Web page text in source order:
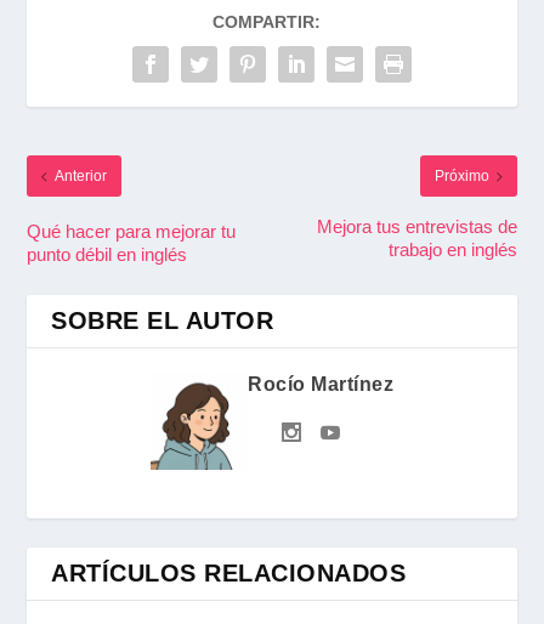
COMPARTIR:
Qué hacer para mejorar tu
punto débil en inglés
Anterior Próximo
Mejora tus entrevistas de
trabajo en inglés
SOBRE EL AUTOR
Rocío Martínez
ARTÍCULOS RELACIONADOS